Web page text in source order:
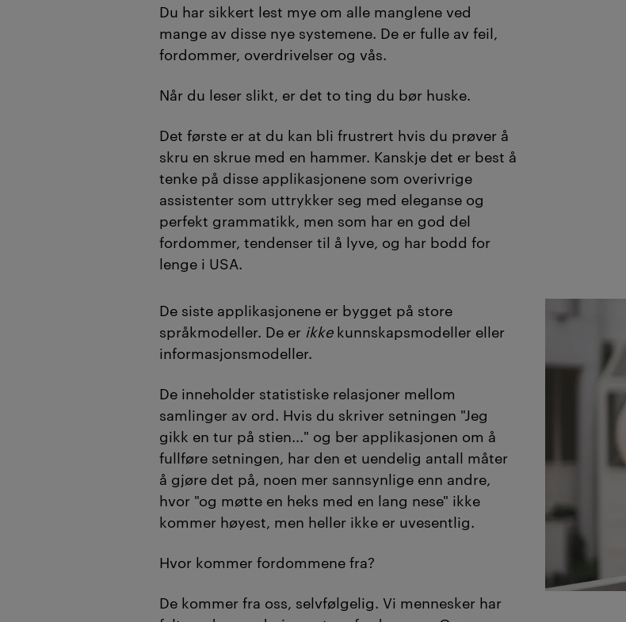
Du har sikkert lest mye om alle manglene ved
mange av disse nye systemene. De er fulle av feil,
fordommer, overdrivelser og vås.
Når du leser slikt, er det to ting du bør huske.
Det første er at du kan bli frustrert hvis du prøver å
skru en skrue med en hammer. Kanskje det er best å
tenke på disse applikasjonene som overivrige
assistenter som uttrykker seg med eleganse og
perfekt grammatikk, men som har en god del
fordommer, tendenser til å lyve, og har bodd for
lenge i USA.
De siste applikasjonene er bygget på store
språkmodeller. De er ikke kunnskapsmodeller eller
informasjonsmodeller.
De inneholder statistiske relasjoner mellom
samlinger av ord. Hvis du skriver setningen "Jeg
gikk en tur på stien..." og ber applikasjonen om å
fullføre setningen, har den et uendelig antall måter
å gjøre det på, noen mer sannsynlige enn andre,
hvor "og møtte en heks med en lang nese" ikke
kommer høyest, men heller ikke er uvesentlig.
Hvor kommer fordommene fra?
De kommer fra oss, selvfølgelig. Vi mennesker har